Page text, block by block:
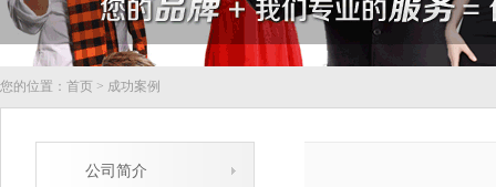
您的位置： 首页 > 成功案例
公司简介